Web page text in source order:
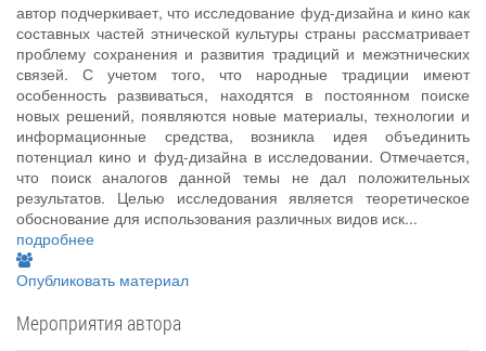
автор подчеркивает, что исследование фуд-дизайна и кино как
составных частей этнической культуры страны рассматривает
проблему сохранения и развития традиций и межэтнических
связей. С учетом того, что народные традиции имеют
особенность развиваться, находятся в постоянном поиске
новых решений, появляются новые материалы, технологии и
информационные средства, возникла идея объединить
потенциал кино и фуд-дизайна в исследовании. Отмечается,
что поиск аналогов данной темы не дал положительных
результатов. Целью исследования является теоретическое
обоснование для использования различных видов иск...
подробнее
Опубликовать материал
Мероприятия автора